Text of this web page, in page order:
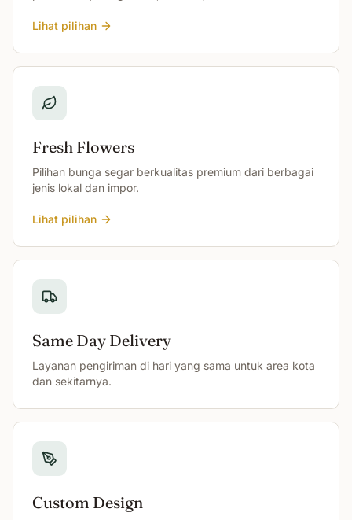
Lihat pilihan
Fresh Flowers
Pilihan bunga segar berkualitas premium dari berbagai
jenis lokal dan impor.
Lihat pilihan
Same Day Delivery
Layanan pengiriman di hari yang sama untuk area kota
dan sekitarnya.
Custom Design